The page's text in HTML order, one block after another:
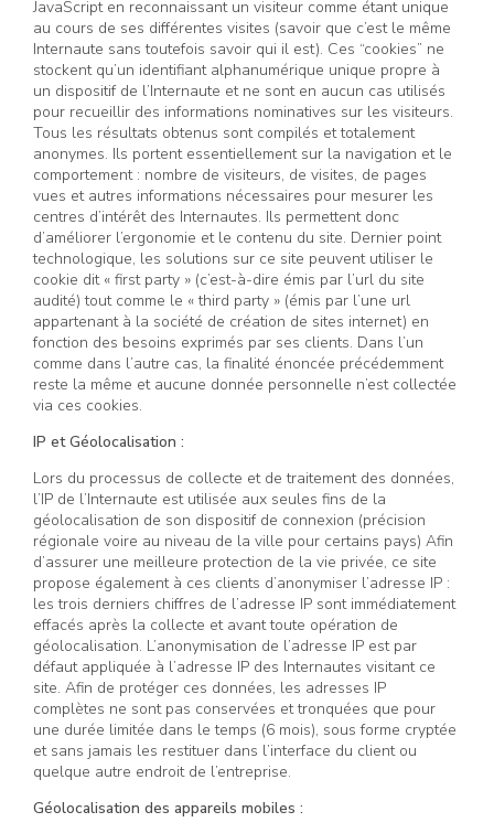
JavaScript en reconnaissant un visiteur comme étant unique
au cours de ses différentes visites (savoir que c’est le même
Internaute sans toutefois savoir qui il est). Ces “cookies” ne
stockent qu’un identifiant alphanumérique unique propre à
un dispositif de l’Internaute et ne sont en aucun cas utilisés
pour recueillir des informations nominatives sur les visiteurs.
Tous les résultats obtenus sont compilés et totalement
anonymes. Ils portent essentiellement sur la navigation et le
comportement : nombre de visiteurs, de visites, de pages
vues et autres informations nécessaires pour mesurer les
centres d’intérêt des Internautes. Ils permettent donc
d’améliorer l’ergonomie et le contenu du site. Dernier point
technologique, les solutions sur ce site peuvent utiliser le
cookie dit « first party » (c’est-à-dire émis par l’url du site
audité) tout comme le « third party » (émis par l’une url
appartenant à la société de création de sites internet) en
fonction des besoins exprimés par ses clients. Dans l’un
comme dans l’autre cas, la finalité énoncée précédemment
reste la même et aucune donnée personnelle n’est collectée
via ces cookies.
IP et Géolocalisation :
Lors du processus de collecte et de traitement des données,
l’IP de l’Internaute est utilisée aux seules fins de la
géolocalisation de son dispositif de connexion (précision
régionale voire au niveau de la ville pour certains pays) Afin
d’assurer une meilleure protection de la vie privée, ce site
propose également à ces clients d’anonymiser l’adresse IP :
les trois derniers chiffres de l’adresse IP sont immédiatement
effacés après la collecte et avant toute opération de
géolocalisation. L’anonymisation de l’adresse IP est par
défaut appliquée à l’adresse IP des Internautes visitant ce
site. Afin de protéger ces données, les adresses IP
complètes ne sont pas conservées et tronquées que pour
une durée limitée dans le temps (6 mois), sous forme cryptée
et sans jamais les restituer dans l’interface du client ou
quelque autre endroit de l’entreprise.
Géolocalisation des appareils mobiles :